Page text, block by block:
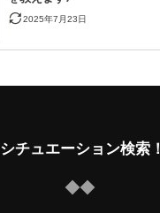
2025年7月23日
シチュエーション検索！